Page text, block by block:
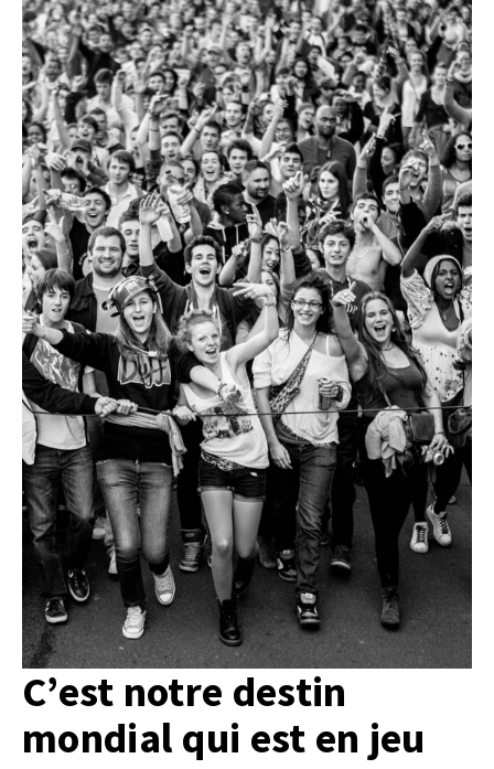
C’est notre destin
mondial qui est en jeu